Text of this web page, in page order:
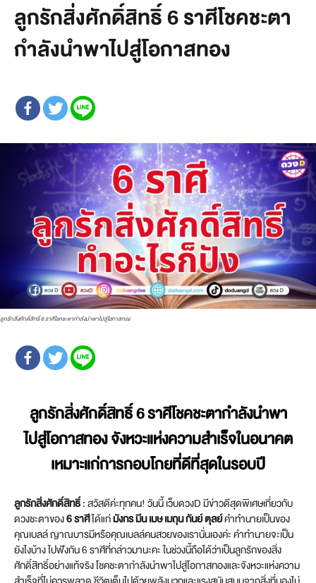
ลูกรักสิ่งศักดิ์สิทธิ์ 6 ราศีโชคชะตา
กำลังนำพาไปสู่โอกาสทอง
ลูกรักสิ่งศักดิ์สิทธิ์ 6 ราศีโชคชะตากำลังนำพาไปสู่โอกาสทอง
ลูกรักสิ่งศักดิ์สิทธิ์ 6 ราศีโชคชะตากำลังนำพา
ไปสู่โอกาสทอง จังหวะแห่งความสำเร็จในอนาคต
เหมาะแก่การกอบโกยที่ดีที่สุดในรอบปี
ลูกรักสิ่งศักดิ์สิทธิ์: สวัสดีค่ะทุกคน! วันนี้ เว็บดวงD มีข่าวดีสุดพิเศษเกี่ยวกับ
ดวงชะตาของ6 ราศีได้แก่มังกร มีน เมษ เมถุน กันย์ ตุลย์คำทำนายเป็นของ
คุณเบลล์ ญาณบารมีหรือคุณเบลล์คนสวยของเรานั่นเองค่ะ คำทำนายจะเป็น
ยังไงบ้าง ไปฟังกัน 6 ราศีที่กล่าวมานะคะ ในช่วงนี้ถือได้ว่าเป็นลูกรักของสิ่ง
ศักดิ์สิทธิ์อย่างแท้จริง โชคชะตากำลังนำพาไปสู่โอกาสทองและจังหวะแห่งความ